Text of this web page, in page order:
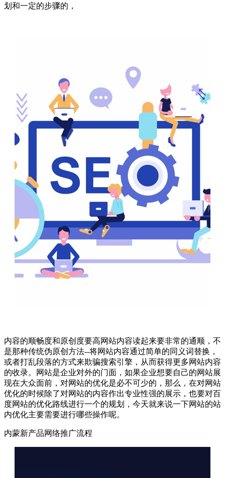
划和一定的步骤的，
内容的顺畅度和原创度要高网站内容读起来要非常的通顺，不
是那种传统伪原创方法--将网站内容通过简单的同义词替换，
或者打乱段落的方式来欺骗搜索引擎，从而获得更多网站内容
的收录。网站是企业对外的门面，如果企业想要自己的网站展
现在大众面前，对网站的优化是必不可少的，那么，在对网站
优化的时候除了对网站的内容作出专业性强的展示，也要对百
度网站的优化路线进行一个的规划，今天就来说一下网站的站
内优化主要需要进行哪些操作呢。
内蒙新产品网络推广流程